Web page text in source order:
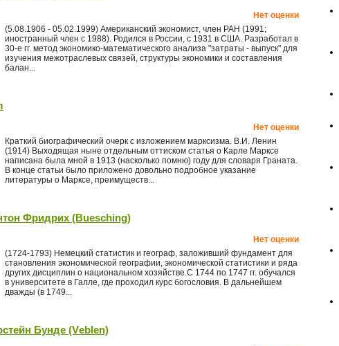
Нет оценки
(5.08.1906 - 05.02.1999) Американский экономист, член РАН (1991;
иностранный член с 1988). Родился в России, с 1931 в США. Разработал в
30-е гг. метод экономико-математического анализа "затраты - выпуск" для
изучения межотраслевых связей, структуры экономики и составления
балан...
Нет оценки
Краткий биографический очерк с изложением марксизма. В.И. Ленин
(1914) Выходящая ныне отдельным оттиском статья о Карле Марксе
написана была мной в 1913 (насколько помню) году для словаря Граната.
В конце статьи было приложено довольно подробное указание
литературы о Марксе, преимуществ...
Фридрих (Buesching)
Нет оценки
(1724-1793) Немецкий статистик и географ, заложивший фундамент для
становления экономической географии, экономической статистики и ряда
других дисциплин о национальном хозяйстве.С 1744 по 1747 гг. обучался
в университете в Галле, где проходил курс богословия. В дальнейшем
дважды (в 1749...
Бунде (Vеblеn)